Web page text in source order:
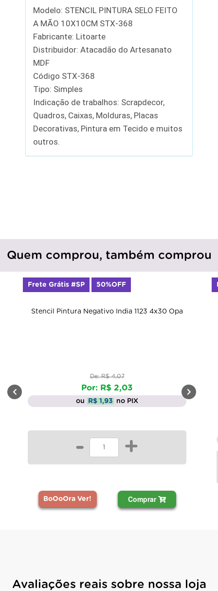
Modelo: STENCIL PINTURA SELO FEITO
A MÃO 10X10CM STX-368
Fabricante: Litoarte
Distribuidor: Atacadão do Artesanato
MDF
Código STX-368
Tipo: Simples
Indicação de trabalhos: Scrapdecor,
Quadros, Caixas, Molduras, Placas
Decorativas, Pintura em Tecido e muitos
outros.
Quem comprou, também comprou
Stencil Pintura Negativo India 1123 4x30 Opa
De: R$ 4,07
Por: R$ 2,03
ou R$ 1,93 no PIX
- +
BoOoOra Ver! Comprar
Frete Grátis #SP 50%OFF
Avaliações reais sobre nossa loja